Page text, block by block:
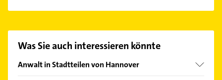
auswählen. Hier finden Sie alleKontaktdaten
Was Sie auch interessieren könnte
Anwalt in Stadtteilen von Hannover